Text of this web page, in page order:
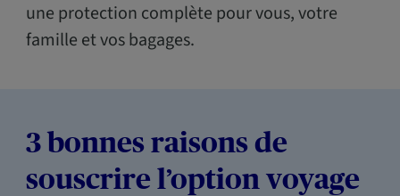
une protection complète pour vous, votre
famille et vos bagages.
3 bonnes raisons de
souscrire l’option voyage